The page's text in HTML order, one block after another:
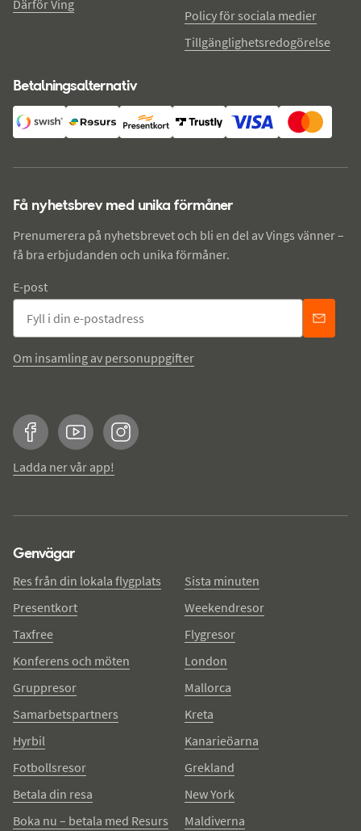
Därför Ving
Policy för sociala medier
Tillgänglighetsredogörelse
Betalningsalternativ
Få nyhetsbrev med unika förmåner
Prenumerera på nyhetsbrevet och bli en del av Vings vänner –
få bra erbjudanden och unika förmåner.
E-post
Om insamling av personuppgifter
FacebookYouTubeInstagram
Ladda ner vår app!
Genvägar
Res från din lokala flygplats
Presentkort
Taxfree
Konferens och möten
Gruppresor
Samarbetspartners
Hyrbil
Fotbollsresor
Betala din resa
Boka nu – betala med Resurs
Sista minuten
Weekendresor
Flygresor
London
Mallorca
Kreta
Kanarieöarna
Grekland
New York
Maldiverna